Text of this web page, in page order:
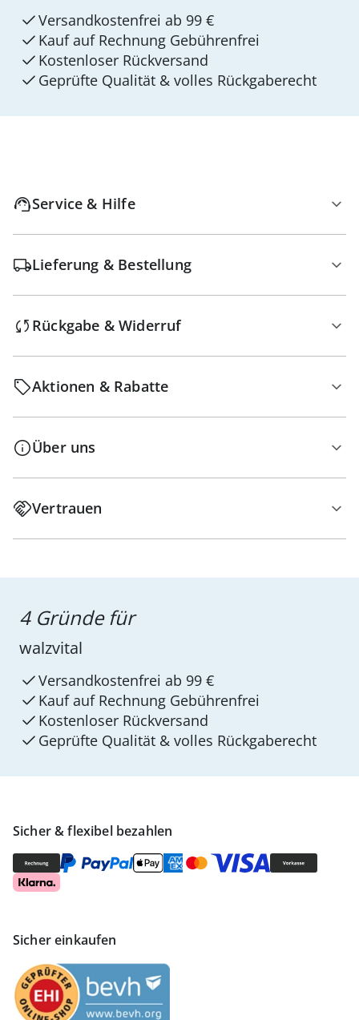
Versandkostenfrei ab 99 €
Kauf auf Rechnung Gebührenfrei
Kostenloser Rückversand
Geprüfte Qualität & volles Rückgaberecht
Service & Hilfe
Lieferung & Bestellung
Rückgabe & Widerruf
Aktionen & Rabatte
Über uns
Vertrauen
Sicher & flexibel bezahlen
Sicher einkaufen
4 Gründe für
walzvital
Versandkostenfrei ab 99 €
Kauf auf Rechnung Gebührenfrei
Kostenloser Rückversand
Geprüfte Qualität & volles Rückgaberecht